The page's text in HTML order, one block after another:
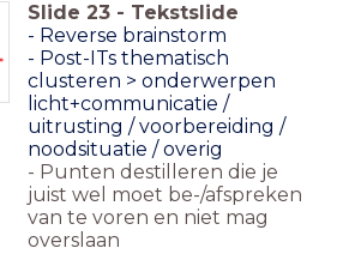
Slide 23 - Tekstslide
- Reverse brainstorm
- Post-ITs thematisch
clusteren > onderwerpen
licht+communicatie /
uitrusting / voorbereiding /
noodsituatie / overig
- Punten destilleren die je
juist wel moet be-/afspreken
van te voren en niet mag
overslaan